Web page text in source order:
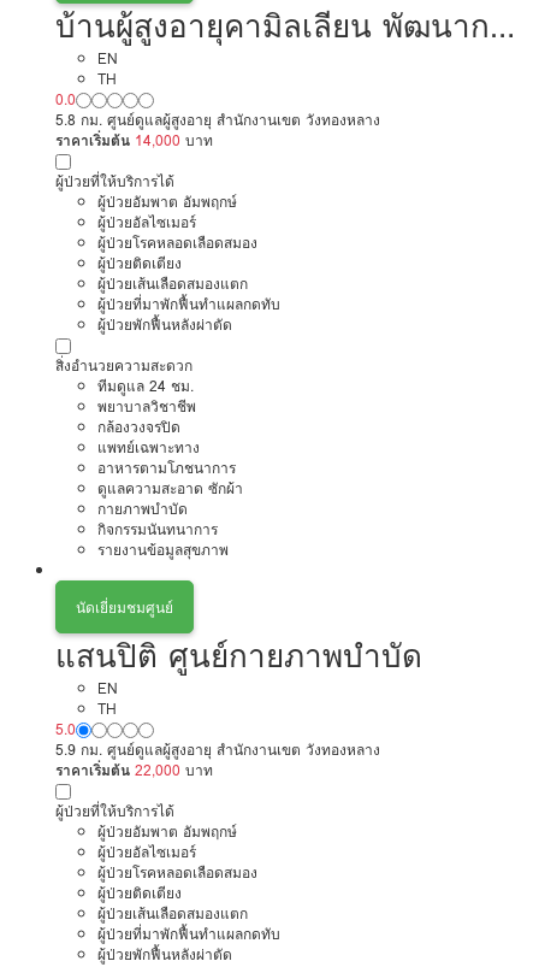
บ้านผู้สูงอายุคามิลเลียน พัฒนาการ
การดูแลผู้สูงอายุหรือผู้มีภาวะพึ่งพิง
EN
TH
0.0
5.8 กม. ศูนย์ดูแลผู้สูงอายุ สำนักงานเขต วังทองหลาง
ราคาเริ่มต้น 14,000 บาท
ผู้ป่วยที่ให้บริการได้
ผู้ป่วยอัมพาต อัมพฤกษ์
ผู้ป่วยอัลไซเมอร์
ผู้ป่วยโรคหลอดเลือดสมอง
ผู้ป่วยติดเตียง
ผู้ป่วยเส้นเลือดสมองแตก
ผู้ป่วยที่มาพักฟื้นทำแผลกดทับ
ผู้ป่วยพักฟื้นหลังผ่าตัด
สิ่งอำนวยความสะดวก
ทีมดูแล 24 ชม.
พยาบาลวิชาชีพ
กล้องวงจรปิด
แพทย์เฉพาะทาง
อาหารตามโภชนาการ
ดูแลความสะอาด ซักผ้า
กายภาพบำบัด
กิจกรรมนันทนาการ
รายงานข้อมูลสุขภาพ
นัดเยี่ยมชมศูนย์
แสนปิติ ศูนย์กายภาพบำบัด
EN
TH
5.0
5.9 กม. ศูนย์ดูแลผู้สูงอายุ สำนักงานเขต วังทองหลาง
ราคาเริ่มต้น 22,000 บาท
ผู้ป่วยที่ให้บริการได้
ผู้ป่วยอัมพาต อัมพฤกษ์
ผู้ป่วยอัลไซเมอร์
ผู้ป่วยโรคหลอดเลือดสมอง
ผู้ป่วยติดเตียง
ผู้ป่วยเส้นเลือดสมองแตก
ผู้ป่วยที่มาพักฟื้นทำแผลกดทับ
ผู้ป่วยพักฟื้นหลังผ่าตัด